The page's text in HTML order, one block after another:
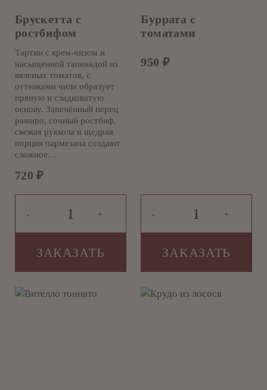
Брускетта с
ростбифом
720 ₽
Тартин с крем-чизом и
насыщенной тапенадой из
вяленых томатов, с
оттенками чили образует
пряную и сладковатую
основу. Запечённый перец
рамиро, сочный ростбиф,
свежая руккола и щедрая
порция пармезана создают
сложное…
- +
ЗАКАЗАТЬ
Буррата с
томатами
950 ₽
- +
ЗАКАЗАТЬ